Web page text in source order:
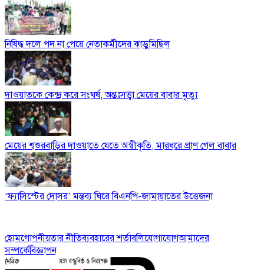
নিষিদ্ধ দলে পদ না পেয়ে নেতাকর্মীদের ঝাড়ুমিছিল
দাওয়াতকে কেন্দ্র করে সংঘর্ষ, অন্তঃসত্ত্বা মেয়ের বাবার মৃত্যু
মেয়ের শ্বশুরবাড়ির দাওয়াতে যেতে অস্বীকৃতি, মারধরে প্রাণ গেল বাবার
‘ফ্যাসিস্টের দোসর’ মন্তব্য ঘিরে বিএনপি-জামায়াতের উত্তেজনা
হোমগোপনীয়তার নীতিব্যবহারের শর্তাবলিযোগাযোগআমাদের
সম্পর্কেবিজ্ঞাপন